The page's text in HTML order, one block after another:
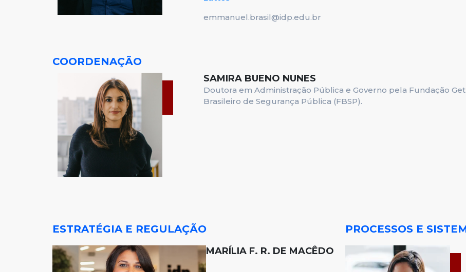
emmanuel.brasil@idp.edu.br
COORDENAÇÃO
SAMIRA BUENO NUNES
Doutora em Administração Pública e Governo pela Fundação
Brasileiro de Segurança Pública (FBSP).
ESTRATÉGIA E REGULAÇÃO
MARÍLIA F. R. DE MACÊDO
PROCESSOS E